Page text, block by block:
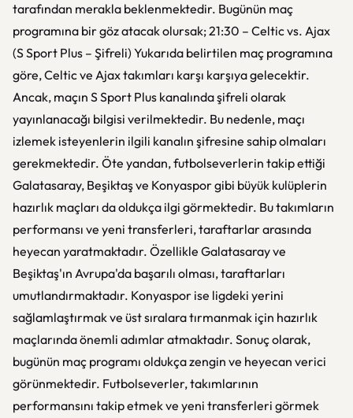
tarafından merakla beklenmektedir. Bugünün maç
programına bir göz atacak olursak; 21:30 – Celtic vs. Ajax
(S Sport Plus – Şifreli) Yukarıda belirtilen maç programına
göre, Celtic ve Ajax takımları karşı karşıya gelecektir.
Ancak, maçın S Sport Plus kanalında şifreli olarak
yayınlanacağı bilgisi verilmektedir. Bu nedenle, maçı
izlemek isteyenlerin ilgili kanalın şifresine sahip olmaları
gerekmektedir. Öte yandan, futbolseverlerin takip ettiği
Galatasaray, Beşiktaş ve Konyaspor gibi büyük kulüplerin
hazırlık maçları da oldukça ilgi görmektedir. Bu takımların
performansı ve yeni transferleri, taraftarlar arasında
heyecan yaratmaktadır. Özellikle Galatasaray ve
Beşiktaş'ın Avrupa'da başarılı olması, taraftarları
umutlandırmaktadır. Konyaspor ise ligdeki yerini
sağlamlaştırmak ve üst sıralara tırmanmak için hazırlık
maçlarında önemli adımlar atmaktadır. Sonuç olarak,
bugünün maç programı oldukça zengin ve heyecan verici
görünmektedir. Futbolseverler, takımlarının
performansını takip etmek ve yeni transferleri görmek